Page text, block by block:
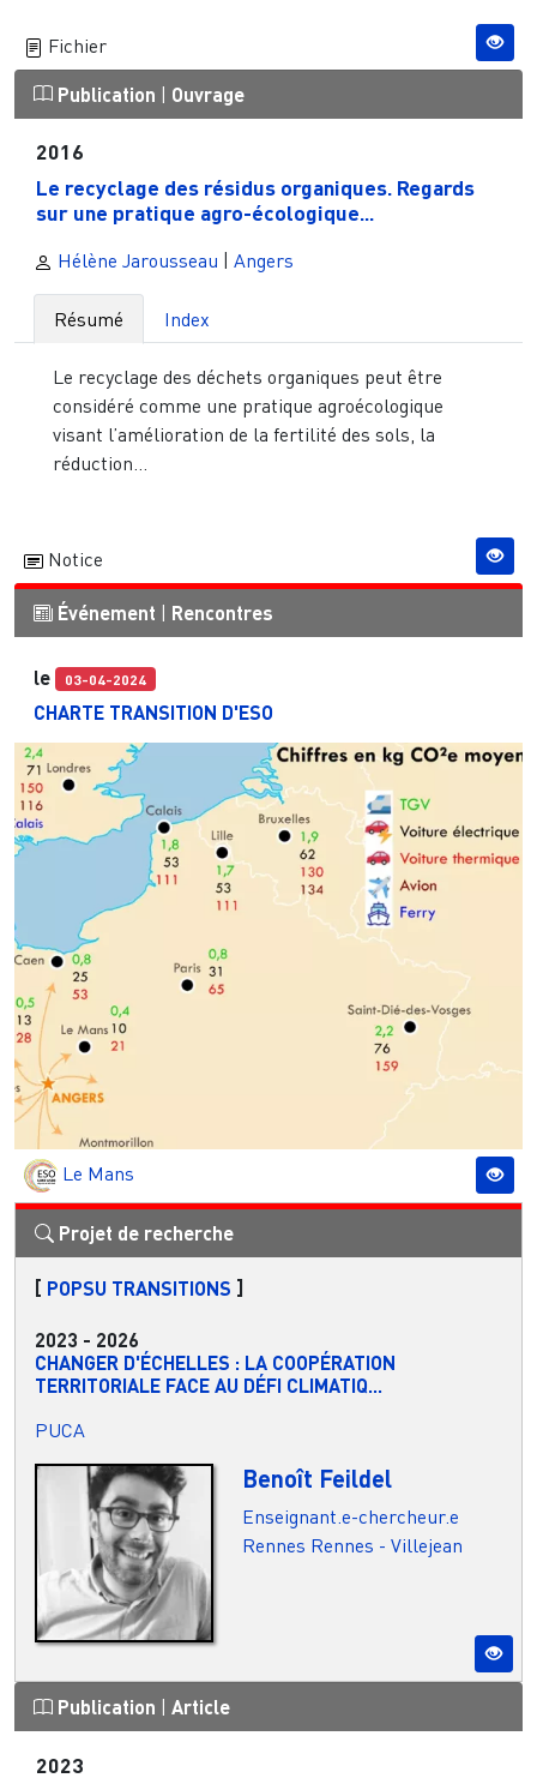
Fichier
Publication | Ouvrage
2016
Le recyclage des résidus organiques. Regards
sur une pratique agro-écologique...
Hélène Jarousseau | Angers
Résumé Index
Le recyclage des déchets organiques peut être
considéré comme une pratique agroécologique
visant l’amélioration de la fertilité des sols, la
réduction...
Notice
Événement | Rencontres
le 03-04-2024
CHARTE TRANSITION D'ESO
Le Mans
Projet de recherche
[ POPSU TRANSITIONS ]
2023 - 2026
CHANGER D'ÉCHELLES : LA COOPÉRATION
TERRITORIALE FACE AU DÉFI CLIMATIQ...
PUCA
Benoît Feildel
Enseignant.e-chercheur.e
Rennes Rennes - Villejean
Publication Article
2023